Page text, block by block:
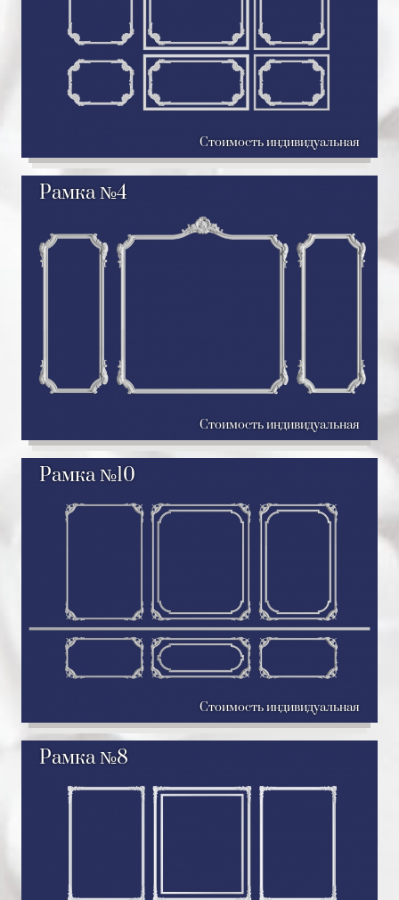
Стоимость индивидуальная
Рамка №4
Стоимость индивидуальная
Рамка №10
Стоимость индивидуальная
Рамка №8